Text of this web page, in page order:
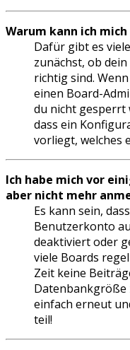
Warum kann ich
Dafür gibt es
zunächst, ob
richtig sind.
einen Board-
du nicht gesperrt
dass ein
vorliegt, welches
Ich habe mich vor
aber nicht mehr
Es kann sein,
Benutzerkonto
deaktiviert oder
viele Boards
Zeit keine
Datenbankgröße
einfach erneut
teil!